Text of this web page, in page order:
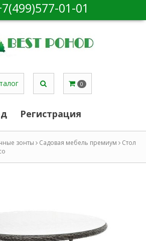
01-01
0
Регистрация
зонты Садовая мебель премиум
Стол